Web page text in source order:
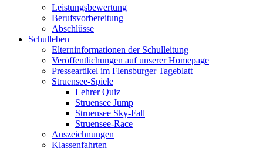
Leistungsbewertung
Berufsvorbereitung
Abschlüsse
Schulleben
Elterninformationen der Schulleitung
Veröffentlichungen auf unserer Homepage
Presseartikel im Flensburger Tageblatt
Struensee-Spiele
Lehrer Quiz
Struensee Jump
Struensee Sky-Fall
Struensee-Race
Auszeichnungen
Klassenfahrten